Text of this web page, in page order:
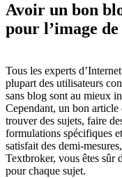
Avoir un bon
pour l’image
Tous les experts
plupart des utilisateurs
sans blog sont au mieux
Cependant, un bon
trouver des sujets, faire
formulations spécifiques
satisfait des demi-
Textbroker, vous êtes sûr
pour chaque sujet.